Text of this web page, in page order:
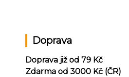
Doprava
Doprava již od 79 Kč
Zdarma od 3000 Kč (ČR)